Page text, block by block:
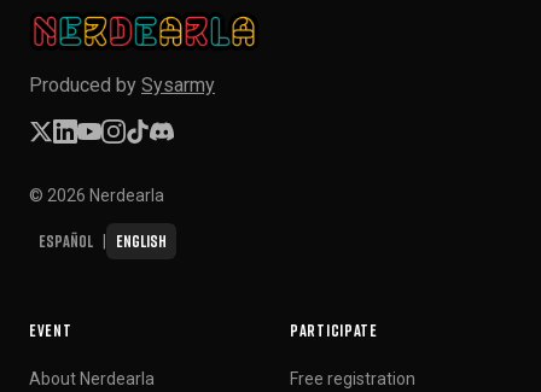
Produced by Sysarmy
© 2026 Nerdearla
Español English
EVENT
About Nerdearla
PARTICIPATE
Free registration